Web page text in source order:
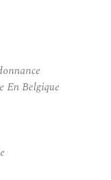
En Belgique